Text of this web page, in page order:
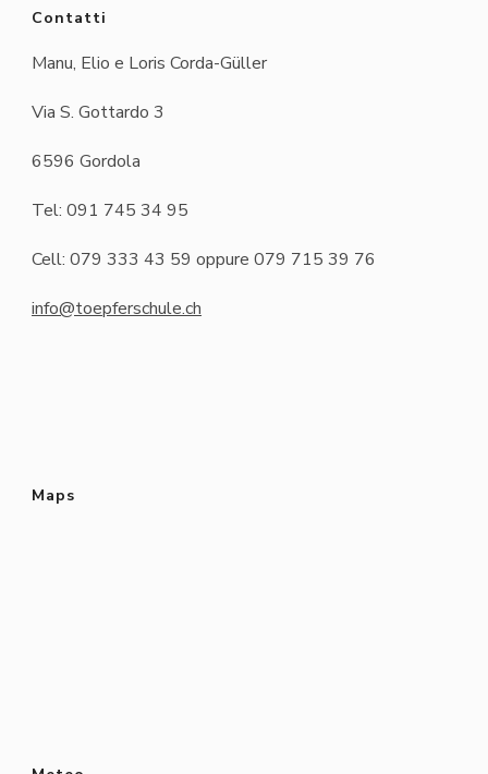
Contatti
Manu, Elio e Loris Corda-Güller
Via S. Gottardo 3
6596 Gordola
Tel: 091 745 34 95
Cell: 079 333 43 59 oppure 079 715 39 76
info@toepferschule.ch
Maps